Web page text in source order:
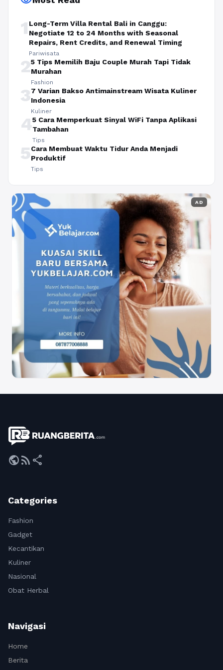
1 Long-Term Villa Rental Bali in Canggu:
Negotiate 12 to 24 Months with Seasonal
Repairs, Rent Credits, and Renewal Timing
Pariwisata
25 Tips Memilih Baju Couple Murah Tapi Tidak
Murahan
Fashion
37 Varian Bakso Antimainstream Wisata Kuliner
Indonesia
Kuliner
45 Cara Memperkuat Sinyal WiFi Tanpa Aplikasi
Tambahan
Tips
5Cara Membuat Waktu Tidur Anda Menjadi
Produktif
Tips
AD
publicrss_feed share
Categories
Fashion
Gadget
Kecantikan
Kuliner
Nasional
Obat Herbal
Navigasi
Home
Berita